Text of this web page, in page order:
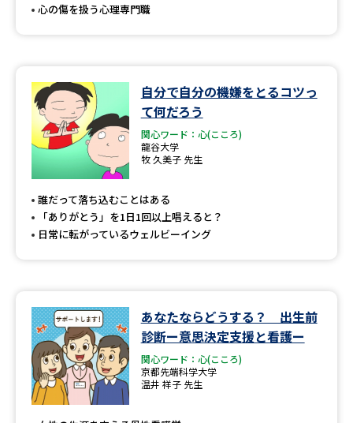
高等学校（情報）教員資格認定
大学研究
大学で学べる内容や特徴を調べる
データサイエンス特集 奨学金・特待生制度特集
デジタルパンフレット 進路の３択
新学年スタート号特集ページ
心の傷を扱う心理専門職
自分で自分の機嫌をとるコツっ
て何だろう
関心ワード：心(こころ)
龍谷大学
牧 久美子 先生
誰だって落ち込むことはある
「ありがとう」を1日1回以上唱えると？
日常に転がっているウェルビーイング
あなたならどうする？ 出生前
診断ー意思決定支援と看護ー
関心ワード：心(こころ)
京都先端科学大学
温井 祥子 先生